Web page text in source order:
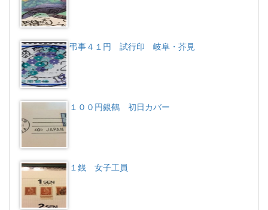
弔事４１円 試行印 岐阜・芥見
１００円銀鶴 初日カバー
１銭 女子工員